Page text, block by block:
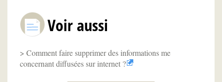
Voir aussi
Comment faire supprimer des informations me
concernant diffusées sur internet ?